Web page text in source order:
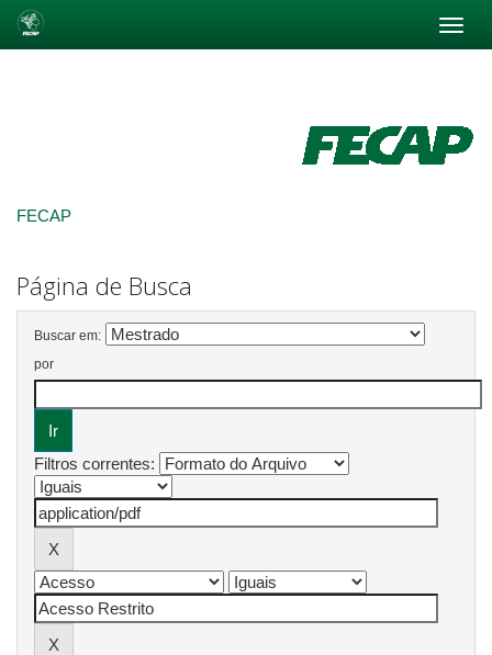
FECAP
Página de Busca
Buscar em:
por
Filtros correntes: